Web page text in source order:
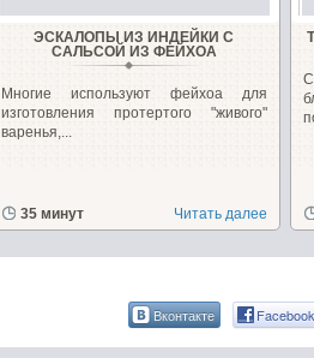
ЭСКАЛОПЫ ИЗ ИНДЕЙКИ С
САЛЬСОЙ ИЗ ФЕЙХОА
Многие используют фейхоа для
изготовления протертого "живого"
варенья,...
35 минут Читать далее
Вконтакте Facebook